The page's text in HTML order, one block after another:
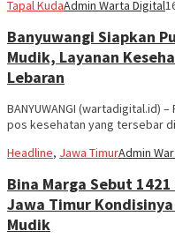
Tapal KudaAdmin Warta Digital
Banyuwangi Siapkan
Mudik, Layanan
Lebaran
BANYUWANGI (wartadigital.id)
pos kesehatan yang tersebar
Headline, Jawa TimurAdmin
Bina Marga Sebut
Jawa Timur
Mudik